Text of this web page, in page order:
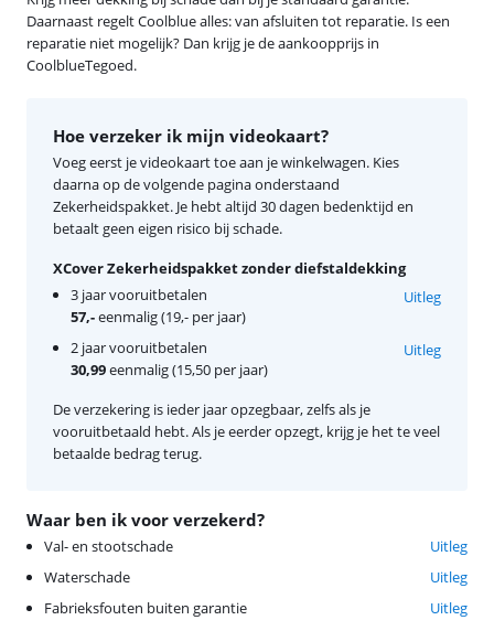
Daarnaast regelt Coolblue alles: van afsluiten tot reparatie. Is een
reparatie niet mogelijk? Dan krijg je de aankoopprijs in
CoolblueTegoed.
Waar ben ik voor verzekerd?
Val- en stootschade
Uitleg
Waterschade
Uitleg
Fabrieksfouten buiten garantie
Uitleg
Hoe verzeker ik mijn videokaart?
Voeg eerst je videokaart toe aan je winkelwagen. Kies
daarna op de volgende pagina onderstaand
Zekerheidspakket. Je hebt altijd 30 dagen bedenktijd en
betaalt geen eigen risico bij schade.
XCover Zekerheidspakket zonder diefstaldekking
3 jaar vooruitbetalen
57,-eenmalig (19,- per jaar)
Uitleg
2 jaar vooruitbetalen
30,99eenmalig (15,50 per jaar)
Uitleg
De verzekering is ieder jaar opzegbaar, zelfs als je
vooruitbetaald hebt. Als je eerder opzegt, krijg je het te veel
betaalde bedrag terug.